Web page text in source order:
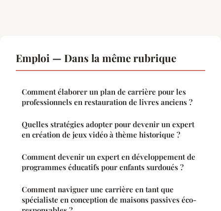
Emploi — Dans la même rubrique
Comment élaborer un plan de carrière pour les
professionnels en restauration de livres anciens ?
Quelles stratégies adopter pour devenir un expert
en création de jeux vidéo à thème historique ?
Comment devenir un expert en développement de
programmes éducatifs pour enfants surdoués ?
Comment naviguer une carrière en tant que
spécialiste en conception de maisons passives éco-